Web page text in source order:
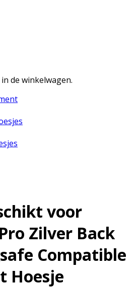
de winkelwagen.
voor
Zilver Back
Compatible
Hoesje